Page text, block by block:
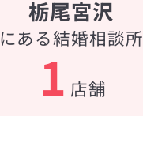
栃尾宮沢
にある結婚相談所
1 店舗